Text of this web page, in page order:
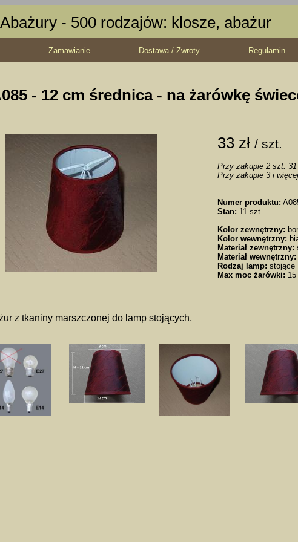
Abażury - 500 rodzajów: klosze, abażur
Zamawianie Dostawa / Zwroty Regulamin
- 12 cm średnica - na żarówkę
33 zł / szt.
Przy zakupie 2 szt. 31
Przy zakupie 3 i
Numer produktu:
Stan: 11 szt.
Kolor zewnętrzny:
Kolor wewnętrzny:
Materiał zewnętrzny:
Materiał wewnętrzny:
Rodzaj lamp: stojące
Max moc żarówki:
z tkaniny marszczonej do lamp stojących,